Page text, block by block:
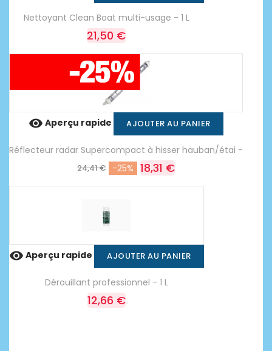
Nettoyant Clean Boat multi-usage - 1 L
21,50 €
 Aperçu rapide AJOUTER AU PANIER
Réflecteur radar Supercompact à hisser hauban/étai -
24,41 € -25% 18,31 €
 Aperçu rapide AJOUTER AU PANIER
Dérouillant professionnel - 1 L
12,66 €